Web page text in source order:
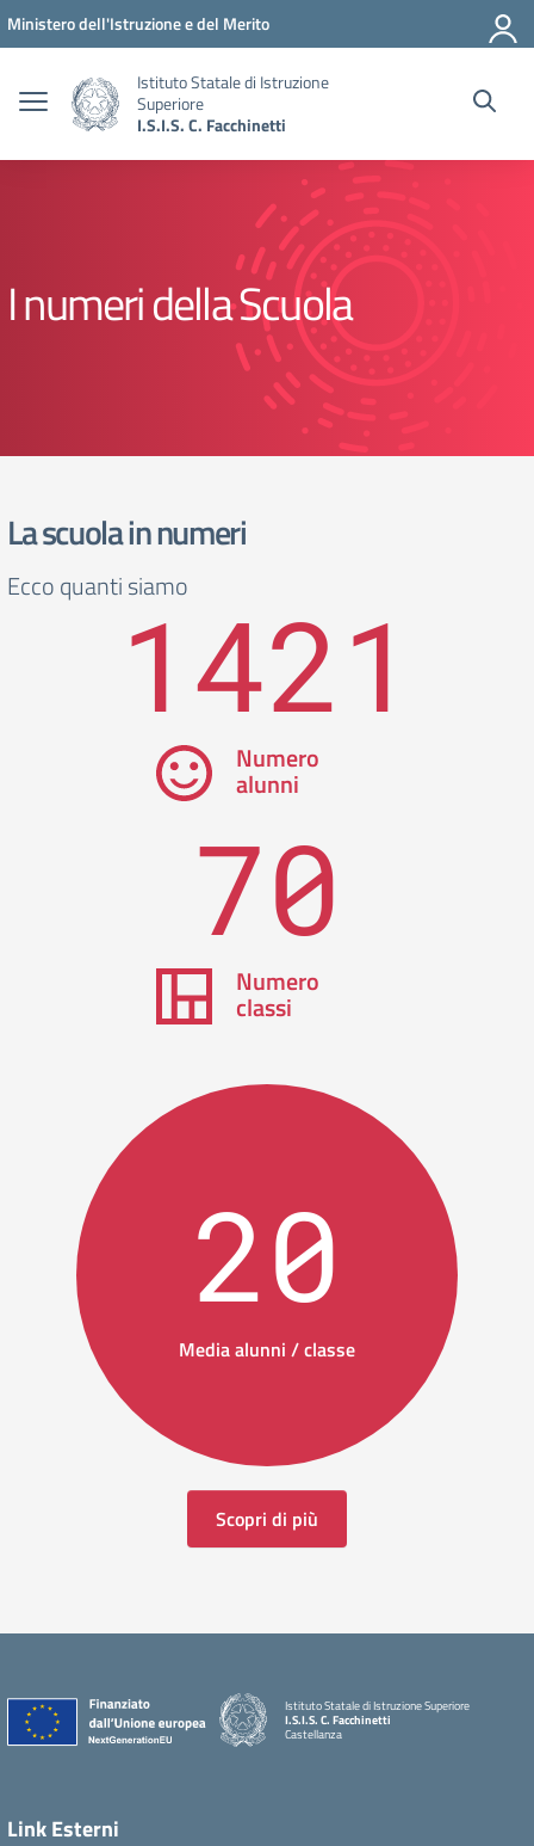
Vai ai contenuti
Vai al menu di navigazione
Vai al footer
Ministero dell'Istruzione e del Merito
Istituto Statale di Istruzione
Superiore
I.S.I.S. C. Facchinetti
I numeri della Scuola
La scuola in numeri
Ecco quanti siamo1421
Numero
alunni
70
Numero
classi
20
Media alunni / classe
Scopri di più
Istituto Statale di Istruzione Superiore
I.S.I.S. C. Facchinetti
Castellanza
Link Esterni